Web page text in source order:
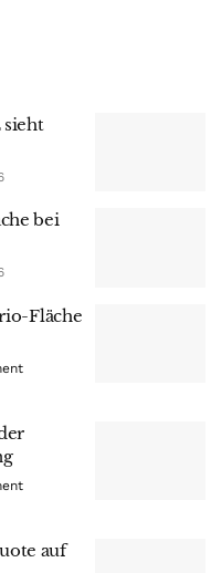
sieht
bei
Fläche
auf